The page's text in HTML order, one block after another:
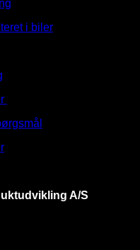
i biler
A/S